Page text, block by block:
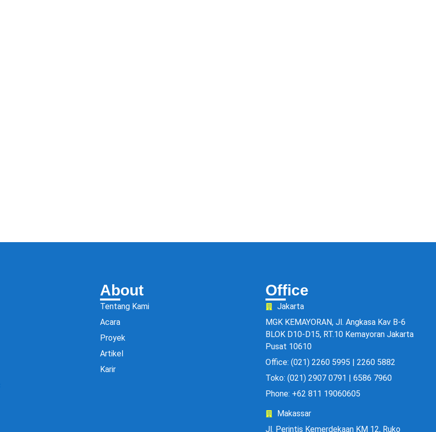
About
Tentang Kami
Acara
Proyek
Artikel
Karir
Office
Jakarta
MGK KEMAYORAN, Jl. Angkasa Kav B-6
BLOK D10-D15, RT.10 Kemayoran Jakarta
Pusat 10610
Office: (021) 2260 5995 | 2260 5882
Toko: (021) 2907 0791 | 6586 7960
Phone: +62 811 19060605
Makassar
Jl. Perintis Kemerdekaan KM 12, Ruko